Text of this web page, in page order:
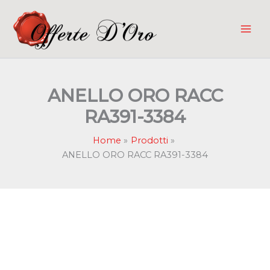
contenuto
ANELLO ORO RACC
RA391-3384
Home
Prodotti
ANELLO ORO RACC RA391-3384